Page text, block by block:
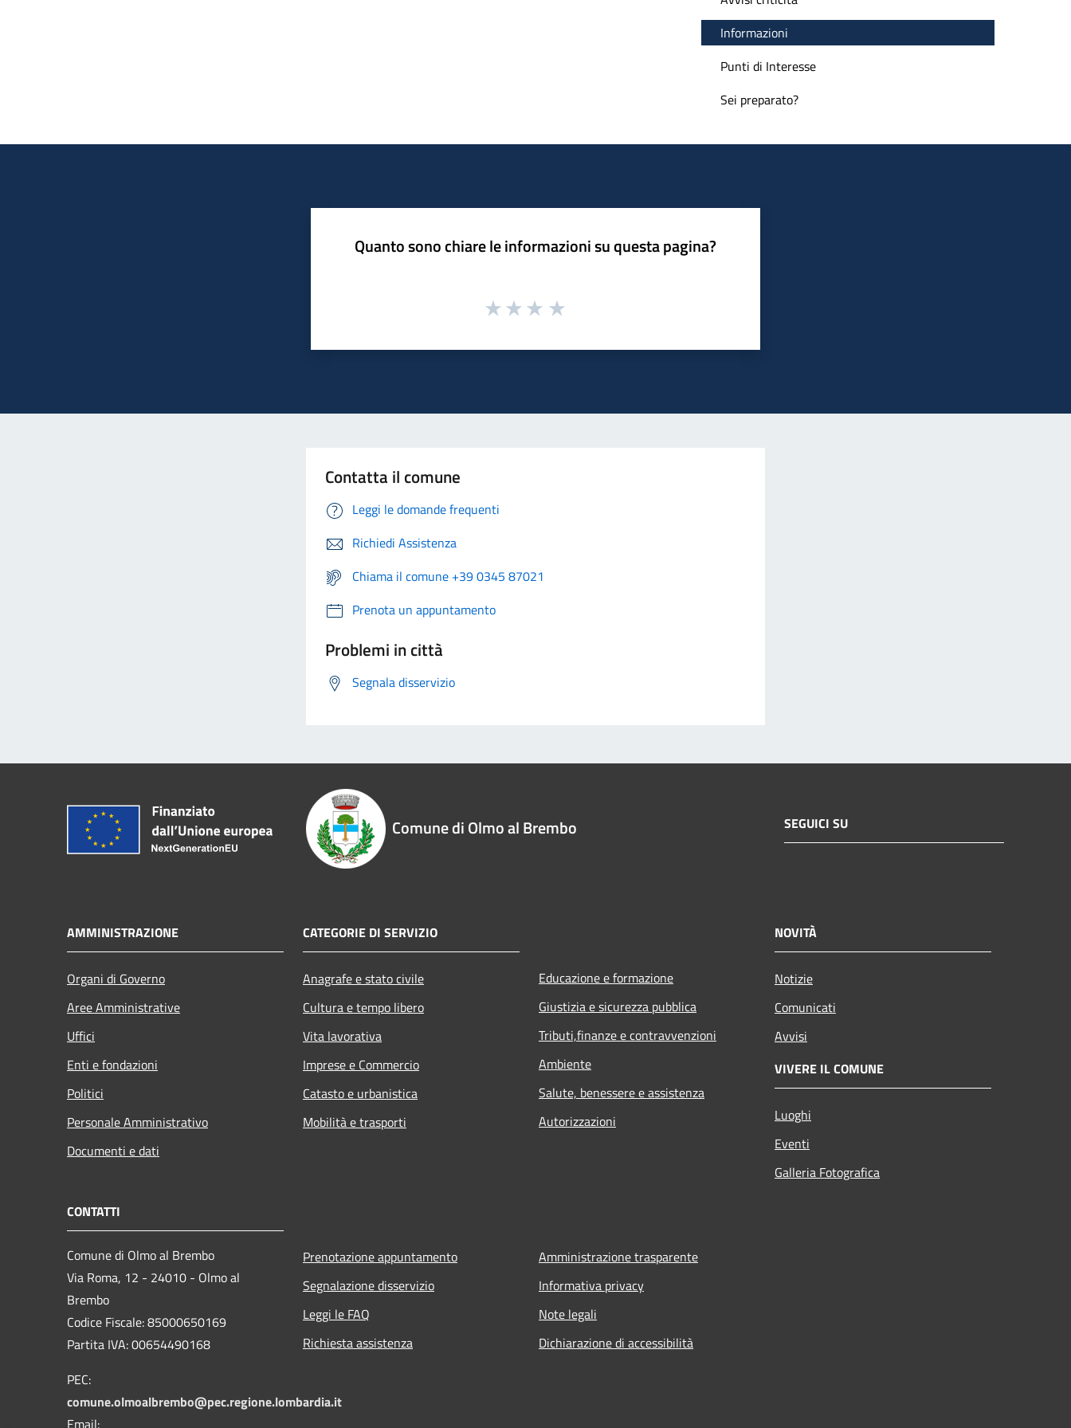
Informazioni
Punti di Interesse
Sei preparato?
Quanto sono chiare le informazioni su questa pagina?
Contatta il comune
Leggi le domande frequenti
Richiedi Assistenza
Chiama il comune +39 0345 87021
Prenota un appuntamento
Problemi in città
Segnala disservizio
Comune di Olmo al Brembo SEGUICI SU
AMMINISTRAZIONE
Organi di Governo
Aree Amministrative
Uffici
Enti e fondazioni
Politici
Personale Amministrativo
Documenti e dati
CATEGORIE DI SERVIZIO
Anagrafe e stato civile
Cultura e tempo libero
Vita lavorativa
Imprese e Commercio
Catasto e urbanistica
Mobilità e trasporti
Educazione e formazione
Giustizia e sicurezza pubblica
Tributi,finanze e contravvenzioni
Ambiente
Salute, benessere e assistenza
Autorizzazioni
NOVITÀ
Notizie
Comunicati
Avvisi
VIVERE IL COMUNE
Luoghi
Eventi
Galleria Fotografica
CONTATTI
Comune di Olmo al Brembo
Via Roma, 12 - 24010 - Olmo al
Brembo
Codice Fiscale: 85000650169
Partita IVA: 00654490168
PEC:
comune.olmoalbrembo@pec.regione.lombardia.it
Email:
Prenotazione appuntamento
Segnalazione disservizio
Leggi le FAQ
Richiesta assistenza
Amministrazione trasparente
Informativa privacy
Note legali
Dichiarazione di accessibilità